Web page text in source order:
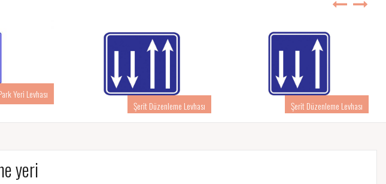
Yeri Levhası
Şerit Düzenleme Levhası
Şerit Düzenleme Levhası
yeri